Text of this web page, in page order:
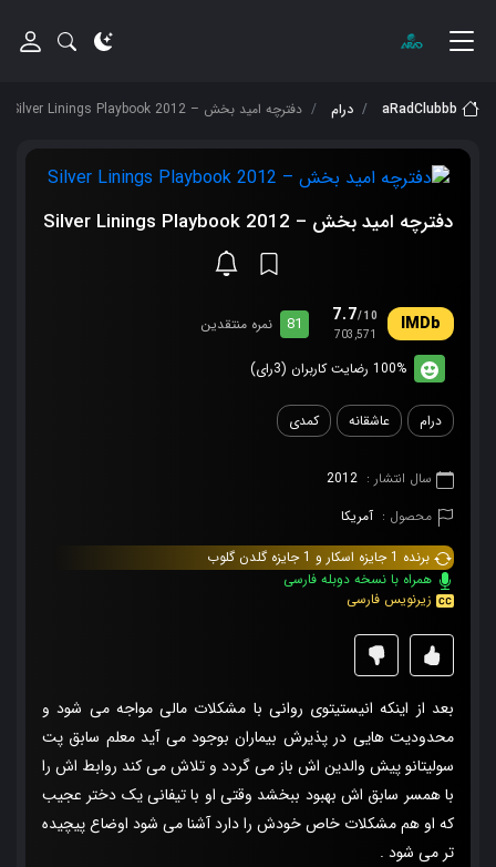
aRadClubbb درام دفترچه امید بخش – Silver Linings Playbook 2012
دفترچه امید بخش – Silver Linings Playbook 2012
7.7/10
703,571
81 نمره منتقدین
100% رضایت کاربران (3رای)
درام عاشقانه کمدی
سال انتشار : 2012
محصول : آمریکا
برنده 1 جایزه اسکار و 1 جایزه گلدن گلوب
همراه با نسخه دوبله فارسی
زیرنویس فارسی
بعد از اینکه انیستیتوی روانی با مشکلات مالی مواجه می شود و
محدودیت هایی در پذیرش بیماران بوجود می آید معلم سابق پت
سولیتانو پیش والدین اش باز می گردد و تلاش می کند روابط اش را
با همسر سابق اش بهبود ببخشد وقتی او با تیفانی یک دختر عجیب
که او هم مشکلات خاص خودش را دارد آشنا می شود اوضاع پیچیده
تر می شود .